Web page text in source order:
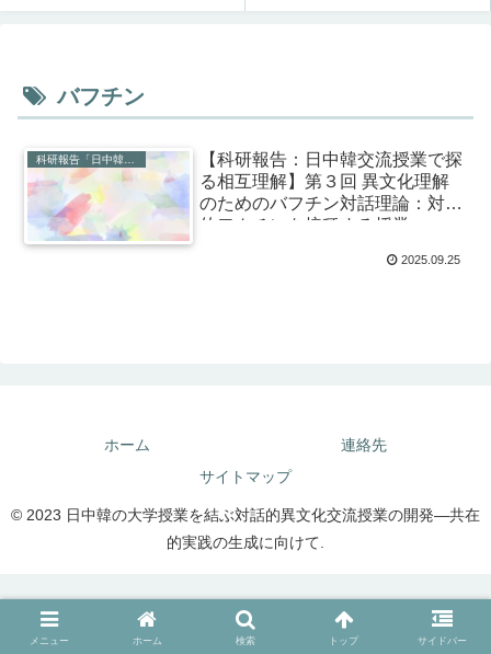
バフチン
【科研報告：日中韓交流授業で探
る相互理解】第３回 異文化理解
のためのバフチン対話理論：対話
的ワクチンを接種する授業
2025.09.25
ホーム
連絡先
サイトマップ
© 2023 日中韓の大学授業を結ぶ対話的異文化交流授業の開発―共在
的実践の生成に向けて.
メニュー ホーム 検索 トップ サイドバー